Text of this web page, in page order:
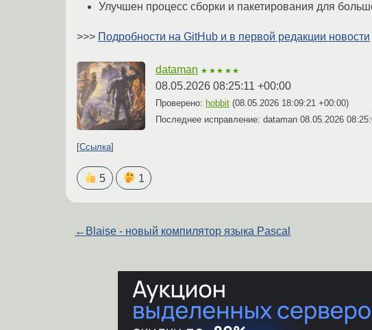
Улучшен процесс сборки и пакетирования для
>>> Подробности на GitHub и в первой редакции новости
dataman ★★★★★
08.05.2026 08:25:11 +00:00
Проверено: hobbit (08.05.2026 18:09:21 +00:00)
Последнее исправление: dataman 08.05.2026
Ссылка
5 1
← Blaise - новый компилятор языка Pascal